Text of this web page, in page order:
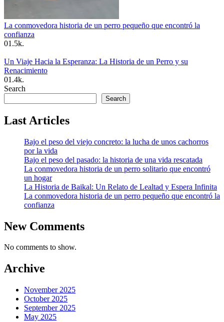
La conmovedora historia de un perro pequeño que encontró la
confianza
01.5k.
Un Viaje Hacia la Esperanza: La Historia de un Perro y su
Renacimiento
01.4k.
Search
Search
Last Articles
Bajo el peso del viejo concreto: la lucha de unos cachorros
por la vida
Bajo el peso del pasado: la historia de una vida rescatada
La conmovedora historia de un perro solitario que encontró
un hogar
La Historia de Baikal: Un Relato de Lealtad y Espera Infinita
La conmovedora historia de un perro pequeño que encontró la
confianza
New Comments
No comments to show.
Archive
November 2025
October 2025
September 2025
May 2025